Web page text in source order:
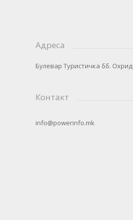
Адреса
Булевар Туристичка бб. Охрид
Контакт
info@powerinfo.mk